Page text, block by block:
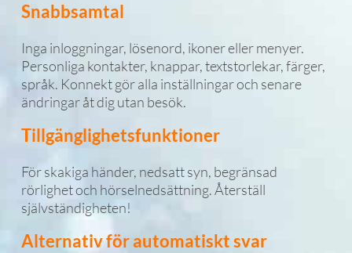
Snabbsamtal
Inga inloggningar, lösenord, ikoner eller menyer.
Personliga kontakter, knappar, textstorlekar, färger,
språk. Konnekt gör alla inställningar och senare
ändringar åt dig utan besök.
Tillgänglighetsfunktioner
För skakiga händer, nedsatt syn, begränsad
rörlighet och hörselnedsättning. Återställ
självständigheten!
Alternativ för automatiskt svar